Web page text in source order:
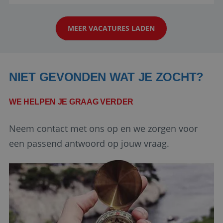
klanten te overtuigen om die droomreis te
boeken! ...
MEER VACATURES LADEN
NIET GEVONDEN WAT JE ZOCHT?
WE HELPEN JE GRAAG VERDER
Neem contact met ons op en we zorgen voor
een passend antwoord op jouw vraag.
Naam
Aanbieder/
Domein
PHPSESSID
PHP.net
Google Privacy Policy